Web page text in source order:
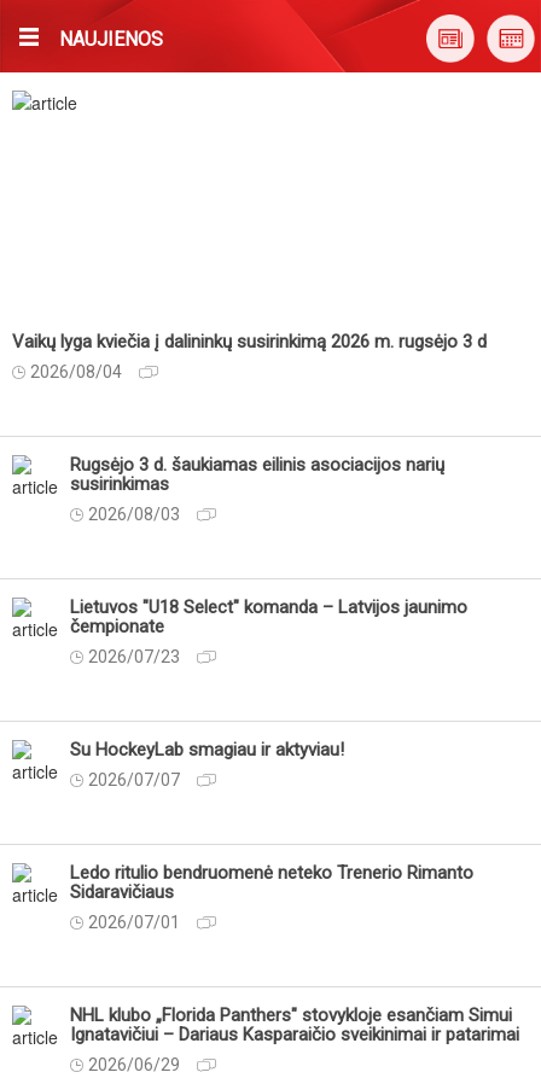
NAUJIENOS
Vaikų lyga kviečia į dalininkų susirinkimą 2026 m. rugsėjo 3 d
2026/08/04
Rugsėjo 3 d. šaukiamas eilinis asociacijos narių
susirinkimas
2026/08/03
Lietuvos "U18 Select" komanda – Latvijos jaunimo
čempionate
2026/07/23
Su HockeyLab smagiau ir aktyviau!
2026/07/07
Ledo ritulio bendruomenė neteko Trenerio Rimanto
Sidaravičiaus
2026/07/01
NHL klubo „Florida Panthers" stovykloje esančiam Simui
Ignatavičiui – Dariaus Kasparaičio sveikinimai ir patarimai
2026/06/29